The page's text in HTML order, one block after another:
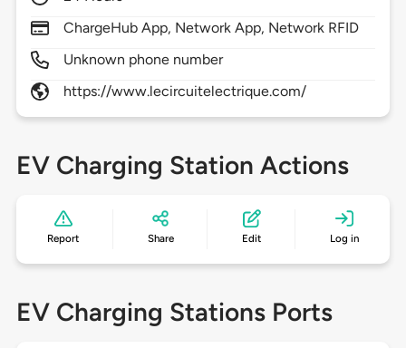
ChargeHub App, Network App, Network RFID
Unknown phone number
https://www.lecircuitelectrique.com/
EV Charging Station Actions
Report Share Edit Log in
EV Charging Stations Ports